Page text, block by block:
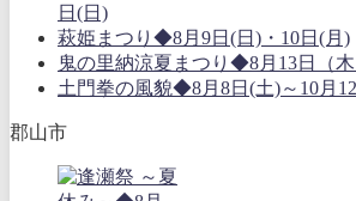
日(日)
萩姫まつり◆8月9日(日)・10日(月)
鬼の里納涼夏まつり◆8月13日（木
土門拳の風貌◆8月8日(土)～10月
郡山市